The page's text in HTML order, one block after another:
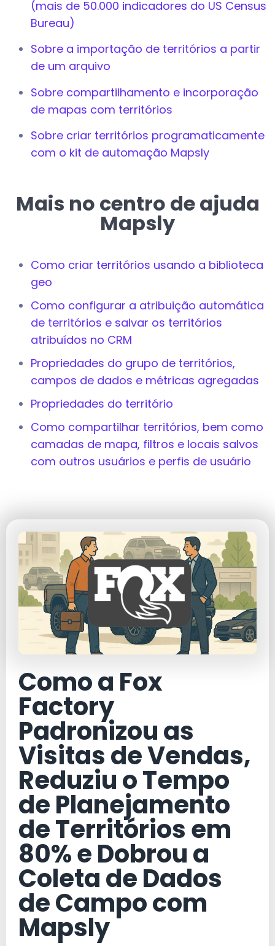
(mais de 50.000 indicadores do US Census
Bureau)
Sobre a importação de territórios a partir
de um arquivo
Sobre compartilhamento e incorporação
de mapas com territórios
Sobre criar territórios programaticamente
com o kit de automação Mapsly
Mais no centro de ajuda
Mapsly
Como criar territórios usando a biblioteca
geo
Como configurar a atribuição automática
de territórios e salvar os territórios
atribuídos no CRM
Propriedades do grupo de territórios,
campos de dados e métricas agregadas
Propriedades do território
Como compartilhar territórios, bem como
camadas de mapa, filtros e locais salvos
com outros usuários e perfis de usuário
Como a Fox
Factory
Padronizou as
Visitas de Vendas,
Reduziu o Tempo
de Planejamento
de Territórios em
80% e Dobrou a
Coleta de Dados
de Campo com
Mapsly